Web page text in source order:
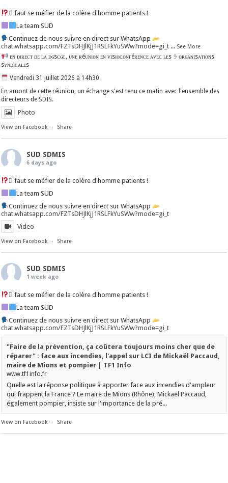
Il faut se méfier de la colère d'homme patients !
La team SUD
Continuez de nous suivre en direct sur WhatsApp
chat.whatsapp.com/FZTsDHJlKjJ1RSLFkYuSWw?mode=gi_t
ᴇɴ ᴅɪʀᴇᴄᴛ ᴅᴇ ʟᴀ ᴅɢsᴄɢᴄ, ᴜɴᴇ ʀéᴜɴɪᴏɴ ᴇɴ ᴠɪsɪᴏᴄᴏɴғéʀᴇɴᴄᴇ ᴀᴠᴇᴄ ʟᴇs 𝟿 ᴏʀɢᴀɴɪsᴀᴛɪᴏɴs
sʏɴᴅɪᴄᴀʟᴇs
Vendredi 31 juillet 2026 à 14h30
En amont de cette réunion, un échange s'est tenu ce matin avec l'ensemble des
directeurs de SDIS.
... See More
Photo
View on Facebook · Share
SUD SDMIS
6 days ago
Il faut se méfier de la colère d'homme patients !
La team SUD
Continuez de nous suivre en direct sur WhatsApp
chat.whatsapp.com/FZTsDHJlKjJ1RSLFkYuSWw?mode=gi_t
Video
View on Facebook · Share
SUD SDMIS
1 week ago
Il faut se méfier de la colère d'homme patients !
La team SUD
Continuez de nous suivre en direct sur WhatsApp
chat.whatsapp.com/FZTsDHJlKjJ1RSLFkYuSWw?mode=gi_t
"Faire de la prévention, ça coûtera toujours moins cher que de
réparer" : face aux incendies, l'appel sur LCI de Mickaël Paccaud,
maire de Mions et pompier | TF1 Info
www.tf1info.fr
Quelle est la réponse politique à apporter face aux incendies d'ampleur
qui frappent la France ? Le maire de Mions (Rhône), Mickaël Paccaud,
également pompier, insiste sur l'importance de la pré...
View on Facebook · Share